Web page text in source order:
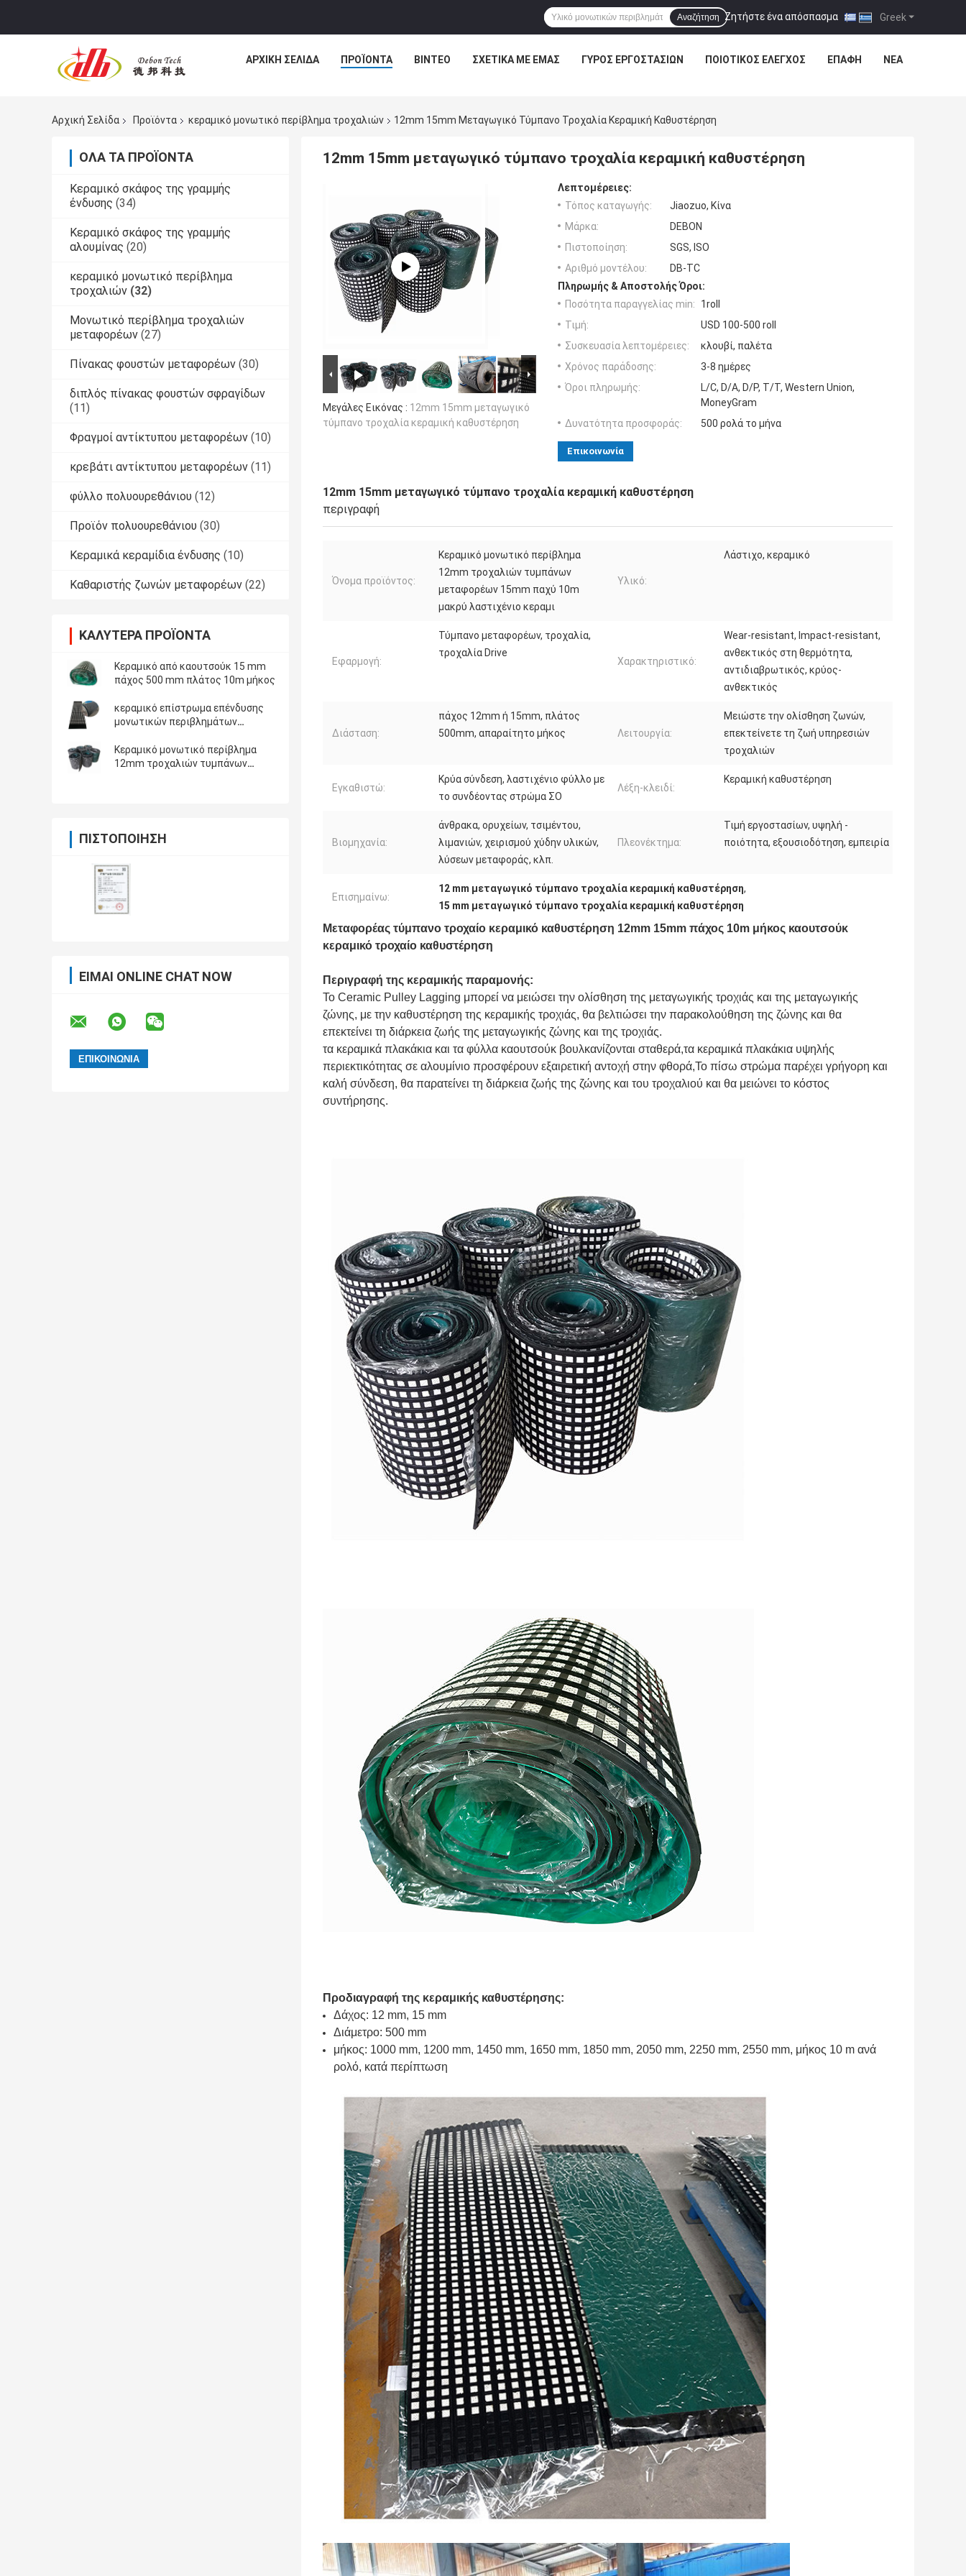
Greek
Ζητήστε ένα απόσπασμα |
Αναζήτηση
ΑΡΧΙΚΉ ΣΕΛΊΔΑ ΠΡΟΪΌΝΤΑ ΒΊΝΤΕΟ ΣΧΕΤΙΚΆ ΜΕ ΕΜΆΣ ΓΎΡΟΣ ΕΡΓΟΣΤΑΣΊΩΝ ΠΟΙΟΤΙΚΌΣ ΈΛΕΓΧΟΣ ΕΠΑΦΉ ΝΈΑ
Αρχική Σελίδα Προϊόντα κεραμικό μονωτικό περίβλημα τροχαλιών 12mm 15mm Μεταγωγικό Τύμπανο Τροχαλία Κεραμική Καθυστέρηση
ΌΛΑ ΤΑ ΠΡΟΪΌΝΤΑ
Κεραμικό σκάφος της γραμμής
ένδυσης (34)
Κεραμικό σκάφος της γραμμής
αλουμίνας (20)
κεραμικό μονωτικό περίβλημα
τροχαλιών (32)
Μονωτικό περίβλημα τροχαλιών
μεταφορέων (27)
Πίνακας φουστών μεταφορέων (30)
διπλός πίνακας φουστών σφραγίδων
(11)
Φραγμοί αντίκτυπου μεταφορέων (10)
κρεβάτι αντίκτυπου μεταφορέων (11)
φύλλο πολυουρεθάνιου (12)
Προϊόν πολυουρεθάνιου (30)
Κεραμικά κεραμίδια ένδυσης (10)
Καθαριστής ζωνών μεταφορέων (22)
ΚΑΛΎΤΕΡΑ ΠΡΟΪΌΝΤΑ
Κεραμικό από καουτσούκ 15 mm
πάχος 500 mm πλάτος 10m μήκος
κεραμικό επίστρωμα επένδυσης
μονωτικών περιβλημάτων
μεταφορέων πάχους 12mm
Κεραμικό μονωτικό περίβλημα
12mm τροχαλιών τυμπάνων
ΠΙΣΤΟΠΟΊΗΣΗ
ΕΊΜΑΙ ONLINE CHAT NOW
12mm 15mm μεταγωγικό τύμπανο τροχαλία κεραμική καθυστέρηση
Μεγάλες Εικόνας : 12mm 15mm μεταγωγικό
τύμπανο τροχαλία κεραμική καθυστέρηση
Λεπτομέρειες:
Τόπος καταγωγής:
Jiaozuo, Κίνα
Μάρκα:
DEBON
Πιστοποίηση:
SGS, ISO
Αριθμό μοντέλου:
DB-TC
Πληρωμής & Αποστολής Όροι:
Ποσότητα παραγγελίας min:
1roll
Τιμή:
USD 100-500 roll
Συσκευασία λεπτομέρειες:
κλουβί, παλέτα
Χρόνος παράδοσης:
3-8 ημέρες
Όροι πληρωμής:
L/C, D/A, D/P, T/T, Western Union,
MoneyGram
Δυνατότητα προσφοράς:
500 ρολά το μήνα
Επικοινωνία
12mm 15mm μεταγωγικό τύμπανο τροχαλία κεραμική καθυστέρηση
περιγραφή
Όνομα προϊόντος:
Κεραμικό μονωτικό περίβλημα
12mm τροχαλιών τυμπάνων
μεταφορέων 15mm παχύ 10m
μακρύ λαστιχένιο κεραμι
Υλικό:
Λάστιχο, κεραμικό
Εφαρμογή:
Τύμπανο μεταφορέων, τροχαλία,
τροχαλία Drive
Χαρακτηριστικό:
Wear-resistant, Impact-resistant,
ανθεκτικός στη θερμότητα,
αντιδιαβρωτικός, κρύος-
ανθεκτικός
Διάσταση:
πάχος 12mm ή 15mm, πλάτος
500mm, απαραίτητο μήκος
Λειτουργία:
Μειώστε την ολίσθηση ζωνών,
επεκτείνετε τη ζωή υπηρεσιών
τροχαλιών
Εγκαθιστώ:
Κρύα σύνδεση, λαστιχένιο φύλλο με
το συνδέοντας στρώμα ΣΟ
Λέξη-κλειδί:
Κεραμική καθυστέρηση
Βιομηχανία:
άνθρακα, ορυχείων, τσιμέντου,
λιμανιών, χειρισμού χύδην υλικών,
λύσεων μεταφοράς, κλπ.
Πλεονέκτημα:
Τιμή εργοστασίων, υψηλή -
ποιότητα, εξουσιοδότηση, εμπειρία
Επισημαίνω:
12 mm μεταγωγικό τύμπανο τροχαλία κεραμική καθυστέρηση,
15 mm μεταγωγικό τύμπανο τροχαλία κεραμική καθυστέρηση
Μεταφορέας τύμπανο τροχαίο κεραμικό καθυστέρηση 12mm 15mm πάχος 10m μήκος καουτσούκ
κεραμικό τροχαίο καθυστέρηση
Περιγραφή της κεραμικής παραμονής:
Το Ceramic Pulley Lagging μπορεί να μειώσει την ολίσθηση της μεταγωγικής τροχιάς και της μεταγωγικής
ζώνης, με την καθυστέρηση της κεραμικής τροχιάς, θα βελτιώσει την παρακολούθηση της ζώνης και θα
επεκτείνει τη διάρκεια ζωής της μεταγωγικής ζώνης και της τροχιάς.
τα κεραμικά πλακάκια και τα φύλλα καουτσούκ βουλκανίζονται σταθερά,τα κεραμικά πλακάκια υψηλής
περιεκτικότητας σε αλουμίνιο προσφέρουν εξαιρετική αντοχή στην φθορά,Το πίσω στρώμα παρέχει γρήγορη και
καλή σύνδεση, θα παρατείνει τη διάρκεια ζωής της ζώνης και του τροχαλιού και θα μειώνει το κόστος
συντήρησης.
Προδιαγραφή της κεραμικής καθυστέρησης:
Δάχος: 12 mm, 15 mm
Διάμετρο: 500 mm
μήκος: 1000 mm, 1200 mm, 1450 mm, 1650 mm, 1850 mm, 2050 mm, 2250 mm, 2550 mm, μήκος 10 m ανά
ρολό, κατά περίπτωση